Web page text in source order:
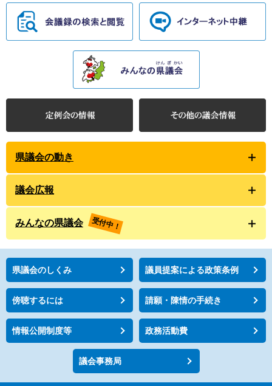
県議会の動き
議会広報
みんなの県議会 受付中！
県議会のしくみ 議員提案による政策条例
傍聴するには 請願・陳情の手続き
情報公開制度等 政務活動費
議会事務局